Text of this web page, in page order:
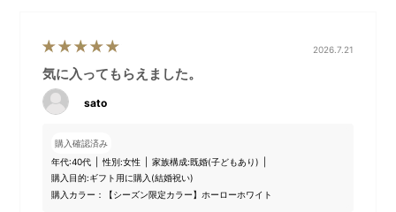
今までのホットプレートにはなかった鋳物ホーローをイメージ
2～3人にちょうど良いサイズで、毎日のお料理～おうちパーテ
ィーまで幅広く食卓で“つくる”を愉しめます。
驚きの小ささ！A4サイズ
A4サイズなので、テーブルの
上でも場所を取りません。
温度調整も簡単！
でOFF～HIまで切り替えられ
2026.7.21
気に入ってもらえました。
sato
購入確認済み
年代:40代 性別:女性 家族構成:既婚(子どもあり)
購入目的:ギフト用に購入(結婚祝い)
購入カラー：【シーズン限定カラー】ホーローホワイト